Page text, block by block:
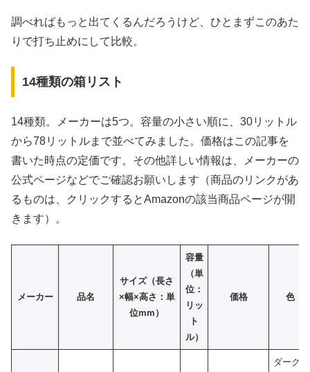
調べればもっと出てくるんだろうけど、ひとまずこのあた
りで打ち止めにして比較。
14種類の箱リスト
14種類。メーカーは5つ。容量の小さい順に、30リットル
から78リットルまで並べてみました。価格はこの記事を
書いた時点の定価です。その他詳しい情報は、メーカーの
公式ページなどでご確認お願いします（商品のリンクがあ
るものは、クリックするとAmazonの該当商品ページが開
きます）。
メーカー 品名
サイズ（長さ
×幅×高さ：単
位mm）
容量
（単
位：
リッ
ト
ル）
価格 色
ダーク